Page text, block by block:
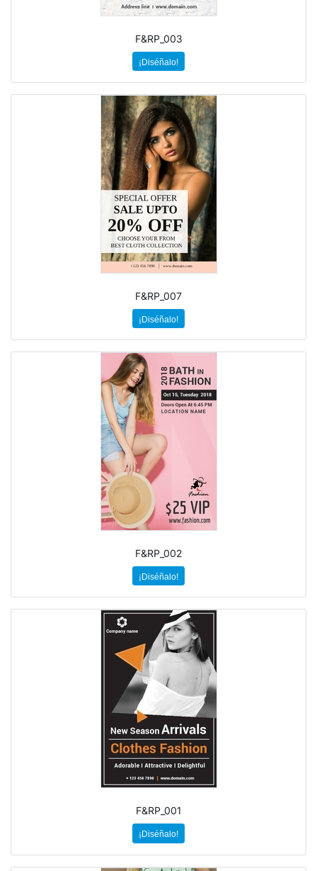
F&RP_003
¡Diséñalo!
F&RP_007
¡Diséñalo!
F&RP_002
¡Diséñalo!
F&RP_001
¡Diséñalo!